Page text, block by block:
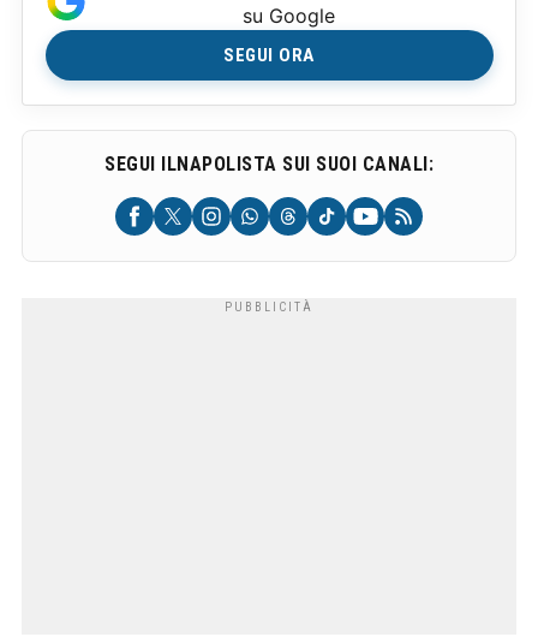
su Google
SEGUI ORA
SEGUI ILNAPOLISTA SUI SUOI CANALI: